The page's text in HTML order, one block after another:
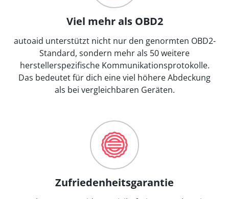
Viel mehr als OBD2
autoaid unterstützt nicht nur den genormten OBD2-
Standard, sondern mehr als 50 weitere
herstellerspezifische Kommunikationsprotokolle.
Das bedeutet für dich eine viel höhere Abdeckung
als bei vergleichbaren Geräten.
Zufriedenheitsgarantie